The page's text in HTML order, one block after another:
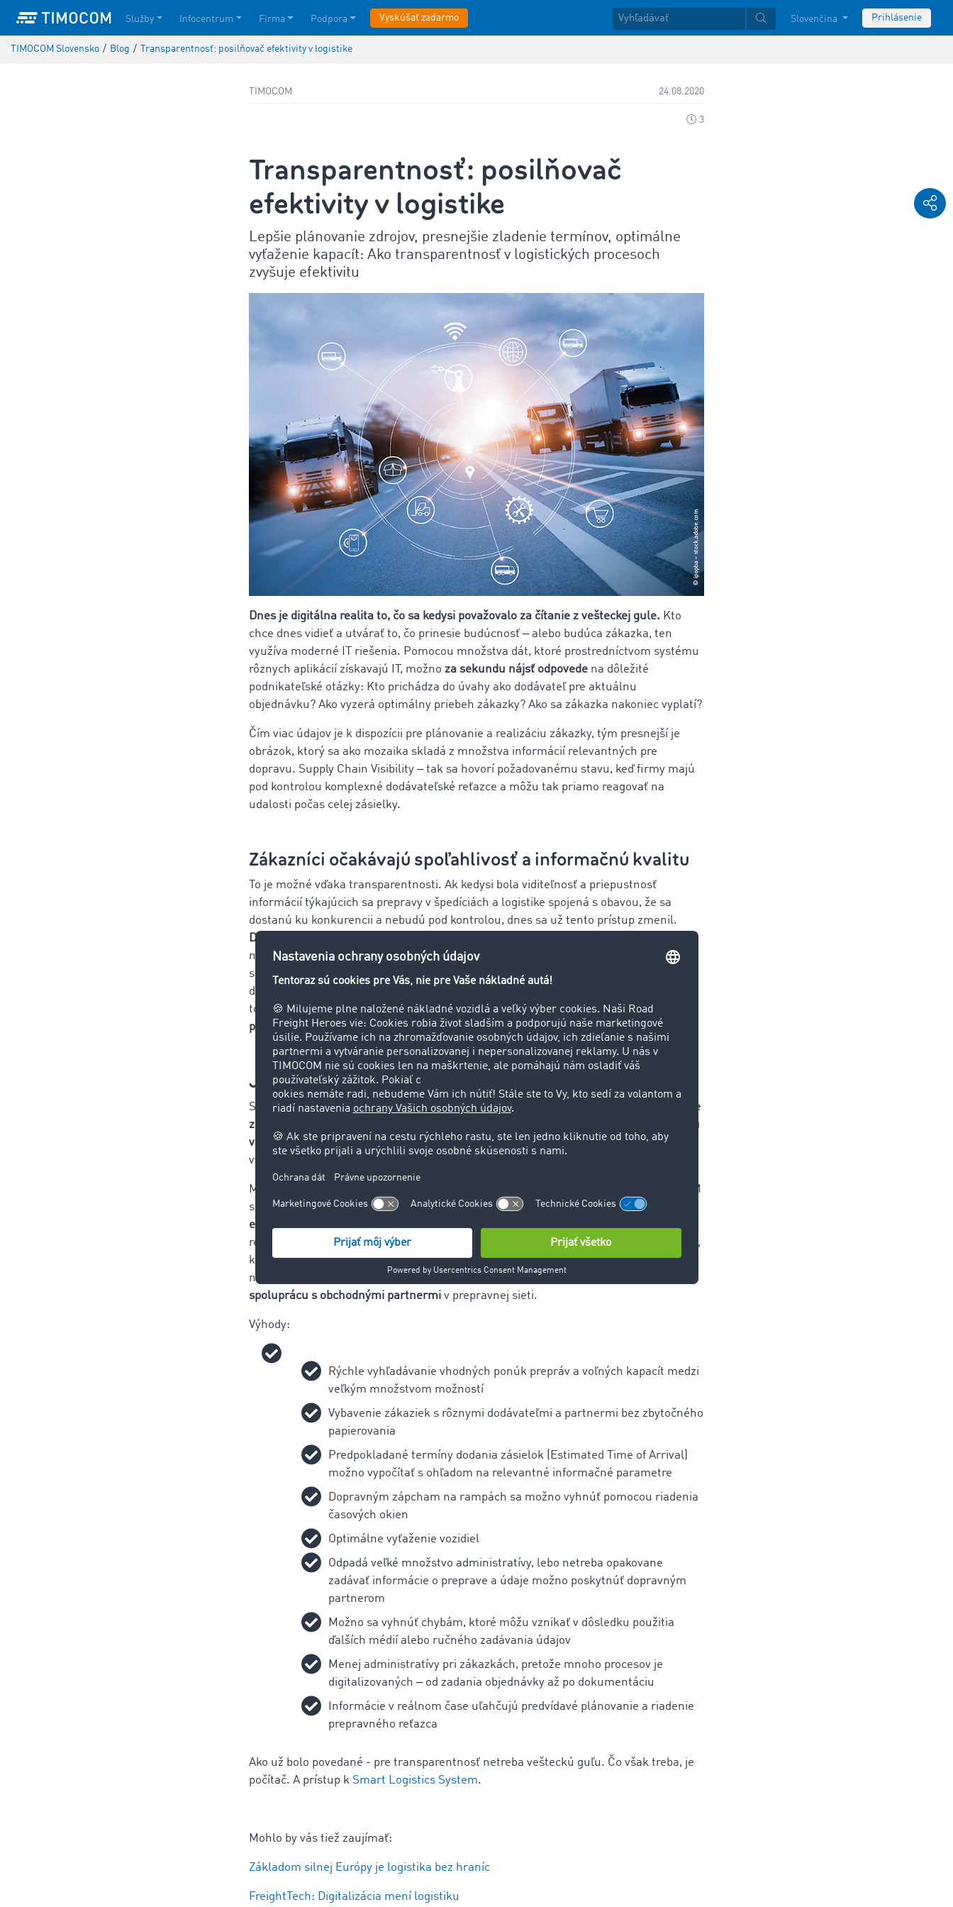
Služby Infocentrum Firma Podpora Vyskúšať zadarmo Slovenčina Prihlásenie
TIMOCOM Slovensko / Blog / Transparentnosť: posilňovač efektivity v logistike
TIMOCOM 24.08.2020
3
Transparentnosť: posilňovač
efektivity v logistike
Lepšie plánovanie zdrojov, presnejšie zladenie termínov, optimálne
vyťaženie kapacít: Ako transparentnosť v logistických procesoch
zvyšuje efektivitu
Dnes je digitálna realita to, čo sa kedysi považovalo za čítanie z vešteckej gule. Kto
chce dnes vidieť a utvárať to, čo prinesie budúcnosť ‒ alebo budúca zákazka, ten
využíva moderné IT riešenia. Pomocou množstva dát, ktoré prostredníctvom systému
rôznych aplikácií získavajú IT, možno za sekundu nájsť odpovede na dôležité
podnikateľské otázky: Kto prichádza do úvahy ako dodávateľ pre aktuálnu
objednávku? Ako vyzerá optimálny priebeh zákazky? Ako sa zákazka nakoniec vyplatí?
Čím viac údajov je k dispozícii pre plánovanie a realizáciu zákazky, tým presnejší je
obrázok, ktorý sa ako mozaika skladá z množstva informácií relevantných pre
dopravu. Supply Chain Visibility ‒ tak sa hovorí požadovanému stavu, keď firmy majú
pod kontrolou komplexné dodávateľské reťazce a môžu tak priamo reagovať na
udalosti počas celej zásielky.
Zákazníci očakávajú spoľahlivosť a informačnú kvalitu
To je možné vďaka transparentnosti. Ak kedysi bola viditeľnosť a priepustnosť
informácií týkajúcich sa prepravy v špedíciách a logistike spojená s obavou, že sa
dostanú ku konkurencii a nebudú pod kontrolou, dnes sa už tento prístup zmenil.
Digitalizácia prináša do spolužitia ľudí a pracovných svetov nové skutočnosti
nové očakávania: Zákazníci dnes od svojich dodávateľov požadujú vysokú mieru
spoľahlivosti a kvalitu informácií. Aj spolupráca zúčastnených aktérov v
dodávateľskom reťazci vyžaduje aspoň určitú mieru transparentnosti, ktorá vyplýva z
toho, žeúdaje možno používať medzi rôznymi systémami a zdieľať ich s obchodnými
partnermi.
Jednoduchšia spolupráca s obchodnými partnermi
S pokračujúcim tempom digitalizácie sa presadzuje jeden poznatok:
Iba ten, kto údaje
zdieľa, môže rozšíriť svoje výhody
a získať tak kvalitnejšie informácie a väčšiu slobodu
vo vyjednávaní. Transparentnosť v dodávateľskom reťazci tak vedie k mnohým
výhodám, ktoré sa vo všednom dni vyplatia.
Možnosť, ako zvýšiť transparentnosť procesov v doprave a logistike, ponúka TIMOCOM
so svojím Smart Logistics System.Tento neutrálny systém funguje ako posilňovač
efektivity, pomocou ktorého možno optimalizovať mnoho krokov v prepravnom
reťazci. Používatelia môžu prostredníctvom rozhrania pracovať s rôznymi aplikáciami,
ktoré spájajú vlastný systém riadenia prepráv (TMS) so Smart Logistics System. To
nielenže zvyšuje transparentnosť v každodennej práci, ale
spoluprácu s obchodnými partnermi v prepravnej sieti.
Výhody:
Rýchle vyhľadávanie vhodných ponúk prepráv a voľných kapacít medzi
veľkým množstvom možností
Vybavenie zákaziek s rôznymi dodávateľmi a partnermi bez zbytočného
papierovania
Predpokladané termíny dodania zásielok (Estimated Time of Arrival)
možno vypočítať s ohľadom na relevantné informačné parametre
Dopravným zápcham na rampách sa možno vyhnúť pomocou riadenia
časových okien
Optimálne vyťaženie vozidiel
Odpadá veľké množstvo administratívy, lebo netreba opakovane
zadávať informácie o preprave a údaje možno poskytnúť dopravným
partnerom
Možno sa vyhnúť chybám, ktoré môžu vznikať v dôsledku použitia
ďalších médií alebo ručného zadávania údajov
Menej administratívy pri zákazkách, pretože mnoho procesov je
digitalizovaných ‒ od zadania objednávky až po dokumentáciu
Informácie v reálnom čase uľahčujú predvídavé plánovanie a riadenie
prepravného reťazca
Ako už bolo povedané - pre transparentnosť netreba vešteckú guľu. Čo však treba, je
počítač. A prístup k Smart Logistics System.
Mohlo by vás tiež zaujímať:
Základom silnej Európy je logistika bez hraníc
FreightTech: Digitalizácia mení logistiku